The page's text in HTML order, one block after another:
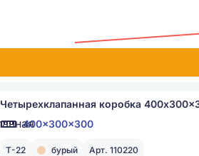
Четырехклапанная коробка
400x300x300
Т-22 бурый Арт. 110220